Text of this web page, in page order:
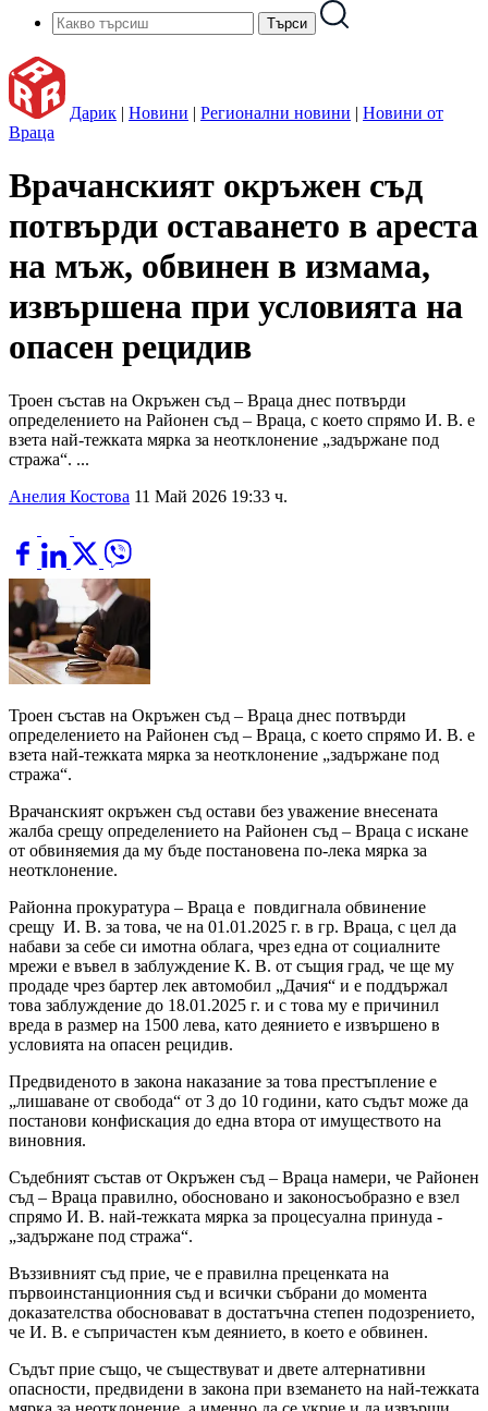
Дарик | Новини | Регионални новини | Новини от
Враца
Врачанският окръжен съд
потвърди оставането в ареста
на мъж, обвинен в измама,
извършена при условията на
опасен рецидив
Троен състав на Окръжен съд – Враца днес потвърди
определението на Районен съд – Враца, с което спрямо И. В. е
взета най-тежката мярка за неотклонение „задържане под
стража“. ...
Анелия Костова 11 Май 2026 19:33 ч.
Троен състав на Окръжен съд – Враца днес потвърди
определението на Районен съд – Враца, с което спрямо И. В. е
взета най-тежката мярка за неотклонение „задържане под
стража“.
Врачанският окръжен съд остави без уважение внесената
жалба срещу определението на Районен съд – Враца с искане
от обвиняемия да му бъде постановена по-лека мярка за
неотклонение.
Районна прокуратура – Враца е повдигнала обвинение
срещу И. В. за това, че на 01.01.2025 г. в гр. Враца, с цел да
набави за себе си имотна облага, чрез една от социалните
мрежи е въвел в заблуждение К. В. от същия град, че ще му
продаде чрез бартер лек автомобил „Дачия“ и е поддържал
това заблуждение до 18.01.2025 г. и с това му е причинил
вреда в размер на 1500 лева, като деянието е извършено в
условията на опасен рецидив.
Предвиденото в закона наказание за това престъпление е
„лишаване от свобода“ от 3 до 10 години, като съдът може да
постанови конфискация до една втора от имуществото на
виновния.
Съдебният състав от Окръжен съд – Враца намери, че Районен
съд – Враца правилно, обосновано и законосъобразно е взел
спрямо И. В. най-тежката мярка за процесуална принуда -
„задържане под стража“.
Въззивният съд прие, че е правилна преценката на
първоинстанционния съд и всички събрани до момента
доказателства обосновават в достатъчна степен подозрението,
че И. В. е съпричастен към деянието, в което е обвинен.
Съдът прие също, че съществуват и двете алтернативни
опасности, предвидени в закона при вземането на най-тежката